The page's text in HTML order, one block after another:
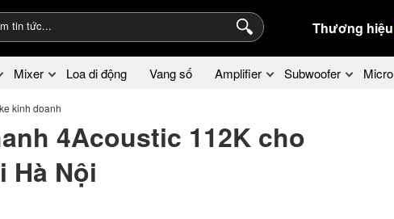
Thương hiệu
Mixer Loa di động Vang số Amplifier Subwoofer Micro
kinh doanh
4Acoustic 112K cho
Hà Nội